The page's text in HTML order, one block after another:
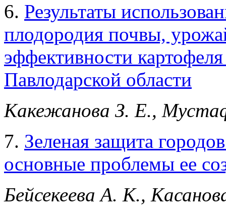
6. Результаты
плодородия почвы,
эффективности
Павлодарской области
Какежанова З. Е.,
7. Зеленая защита
основные проблемы ее
Бейсекеева А. К.,